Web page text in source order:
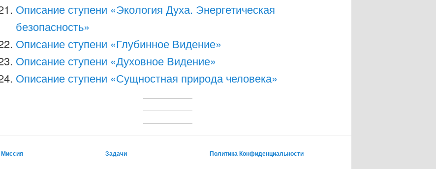
Описание ступени «Экология Духа. Энергетическая
безопасность»
Описание ступени «Глубинное Видение»
Описание ступени «Духовное Видение»
Описание ступени «Сущностная природа человека»
Миссия Задачи Политика Конфиденциальности